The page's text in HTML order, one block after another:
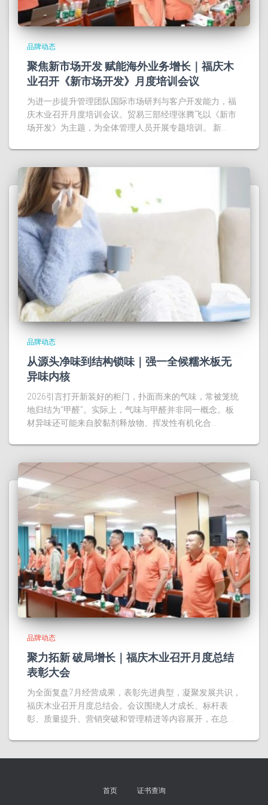
品牌动态
聚焦新市场开发 赋能海外业务增长｜福庆木
业召开《新市场开发》月度培训会议
为进一步提升管理团队国际市场研判与客户开发能力，福
庆木业召开月度培训会议。贸易三部经理张腾飞以《新市
场开发》为主题，为全体管理人员开展专题培训。 新…
品牌动态
从源头净味到结构锁味｜强一全候糯米板无
异味内核
2026引言打开新装好的柜门，扑面而来的气味，常被笼统
地归结为“甲醛”。实际上，气味与甲醛并非同一概念。板
材异味还可能来自胶黏剂释放物、挥发性有机化合…
品牌动态
聚力拓新 破局增长｜福庆木业召开月度总结
表彰大会
为全面复盘7月经营成果，表彰先进典型，凝聚发展共识，
福庆木业召开月度总结会。会议围绕人才成长、标杆表
彰、质量提升、营销突破和管理精进等内容展开，在总…
首页 证书查询